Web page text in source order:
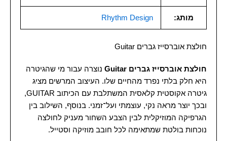
מותג: Rhythm Design
חולצת אוברסייז גברים Guitar
חולצת אוברסייז גברים Guitar
נוצרה עבור מי שהגיטרה
היא חלק בלתי נפרד מהחיים שלו. העיצוב המרשים מציג
גיטרה אקוסטית קלאסית המשתלבת עם הכיתוב GUITAR,
ובכך יוצר מראה נקי, עוצמתי ועל־זמני. בנוסף, השילוב בין
הגרפיקה המוזיקלית לבין הצבע השחור מעניק לחולצה
נוכחות בולטת שמתאימה לכל חובב מוזיקה וסטייל.